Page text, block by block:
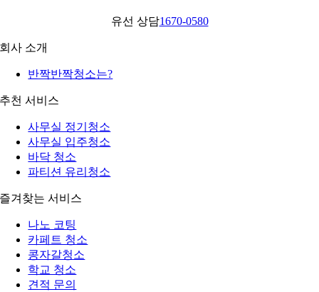
유선 상담1670-0580
회사 소개
반짝반짝청소는?
추천 서비스
사무실 정기청소
사무실 입주청소
바닥 청소
파티션 유리청소
즐겨찾는 서비스
나노 코팅
카페트 청소
콩자갈청소
학교 청소
견적 문의